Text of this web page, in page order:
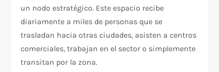
un nodo estratégico. Este espacio recibe
diariamente a miles de personas que se
trasladan hacia otras ciudades, asisten a centros
comerciales, trabajan en el sector o simplemente
transitan por la zona.